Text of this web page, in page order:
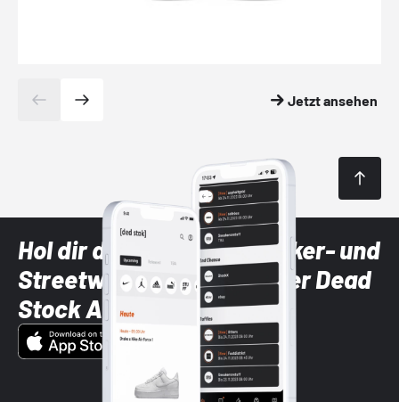
Jetzt ansehen
Hol dir die neuesten Sneaker- und
Streetwear-Brands mit der Dead
Stock App